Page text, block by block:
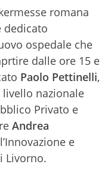
romana
dedicato
ospedale che
dalle ore 15 e
Paolo Pettinelli,
nazionale
Privato e
Andrea
e
Livorno.